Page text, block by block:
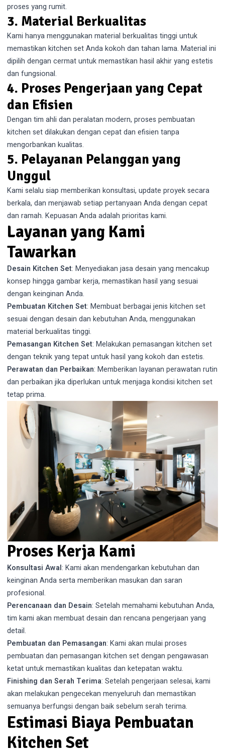
proses yang rumit.
3. Material Berkualitas
Kami hanya menggunakan material berkualitas tinggi untuk
memastikan kitchen set Anda kokoh dan tahan lama. Material ini
dipilih dengan cermat untuk memastikan hasil akhir yang estetis
dan fungsional.
4. Proses Pengerjaan yang Cepat
dan Efisien
Dengan tim ahli dan peralatan modern, proses pembuatan
kitchen set dilakukan dengan cepat dan efisien tanpa
mengorbankan kualitas.
5. Pelayanan Pelanggan yang
Unggul
Kami selalu siap memberikan konsultasi, update proyek secara
berkala, dan menjawab setiap pertanyaan Anda dengan cepat
dan ramah. Kepuasan Anda adalah prioritas kami.
Layanan yang Kami
Tawarkan
Desain Kitchen Set: Menyediakan jasa desain yang mencakup
konsep hingga gambar kerja, memastikan hasil yang sesuai
dengan keinginan Anda.
Pembuatan Kitchen Set: Membuat berbagai jenis kitchen set
sesuai dengan desain dan kebutuhan Anda, menggunakan
material berkualitas tinggi.
Pemasangan Kitchen Set: Melakukan pemasangan kitchen set
dengan teknik yang tepat untuk hasil yang kokoh dan estetis.
Perawatan dan Perbaikan: Memberikan layanan perawatan rutin
dan perbaikan jika diperlukan untuk menjaga kondisi kitchen set
tetap prima.
Proses Kerja Kami
Konsultasi Awal: Kami akan mendengarkan kebutuhan dan
keinginan Anda serta memberikan masukan dan saran
profesional.
Perencanaan dan Desain: Setelah memahami kebutuhan Anda,
tim kami akan membuat desain dan rencana pengerjaan yang
detail.
Pembuatan dan Pemasangan: Kami akan mulai proses
pembuatan dan pemasangan kitchen set dengan pengawasan
ketat untuk memastikan kualitas dan ketepatan waktu.
Finishing dan Serah Terima: Setelah pengerjaan selesai, kami
akan melakukan pengecekan menyeluruh dan memastikan
semuanya berfungsi dengan baik sebelum serah terima.
Estimasi Biaya Pembuatan
Kitchen Set